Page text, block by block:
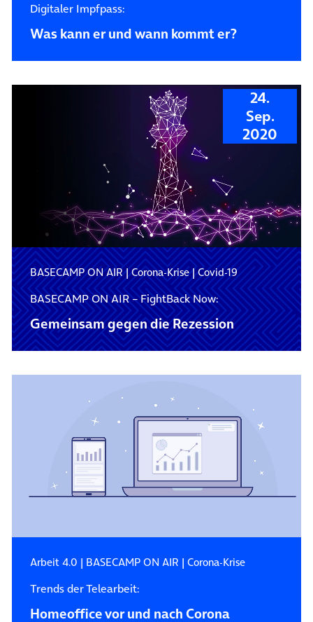
Digitaler Impfpass:
Was kann er und wann kommt er?
24.
Sep.
2020
BASECAMP ON AIR|Corona-Krise|Covid-19
BASECAMP ON AIR – FightBack Now:
Gemeinsam gegen die Rezession
Arbeit 4.0 | BASECAMP ON AIR | Corona-Krise
Trends der Telearbeit:
Homeoffice vor und nach Corona